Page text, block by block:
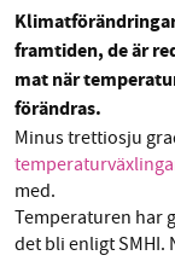
Threads
framtiden, de är
mat när
förändras.
Minus trettiosju
med.
Temperaturen har
det bli enligt SMHI.
SMB
starten